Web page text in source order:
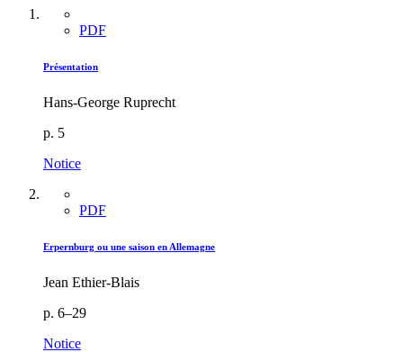
PDF
Présentation
Hans-George Ruprecht
p. 5
Notice
PDF
Erpernburg ou une saison en Allemagne
Jean Ethier-Blais
p. 6–29
Notice